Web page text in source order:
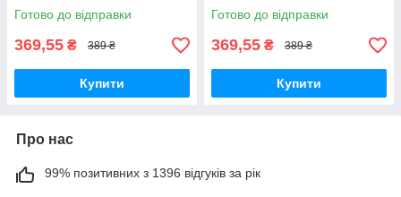
Готово до відправки
369,55 ₴ 389 ₴
Купити
Готово до відправки
369,55 ₴ 389 ₴
Купити
Про нас
99% позитивних з 1396 відгуків за рік